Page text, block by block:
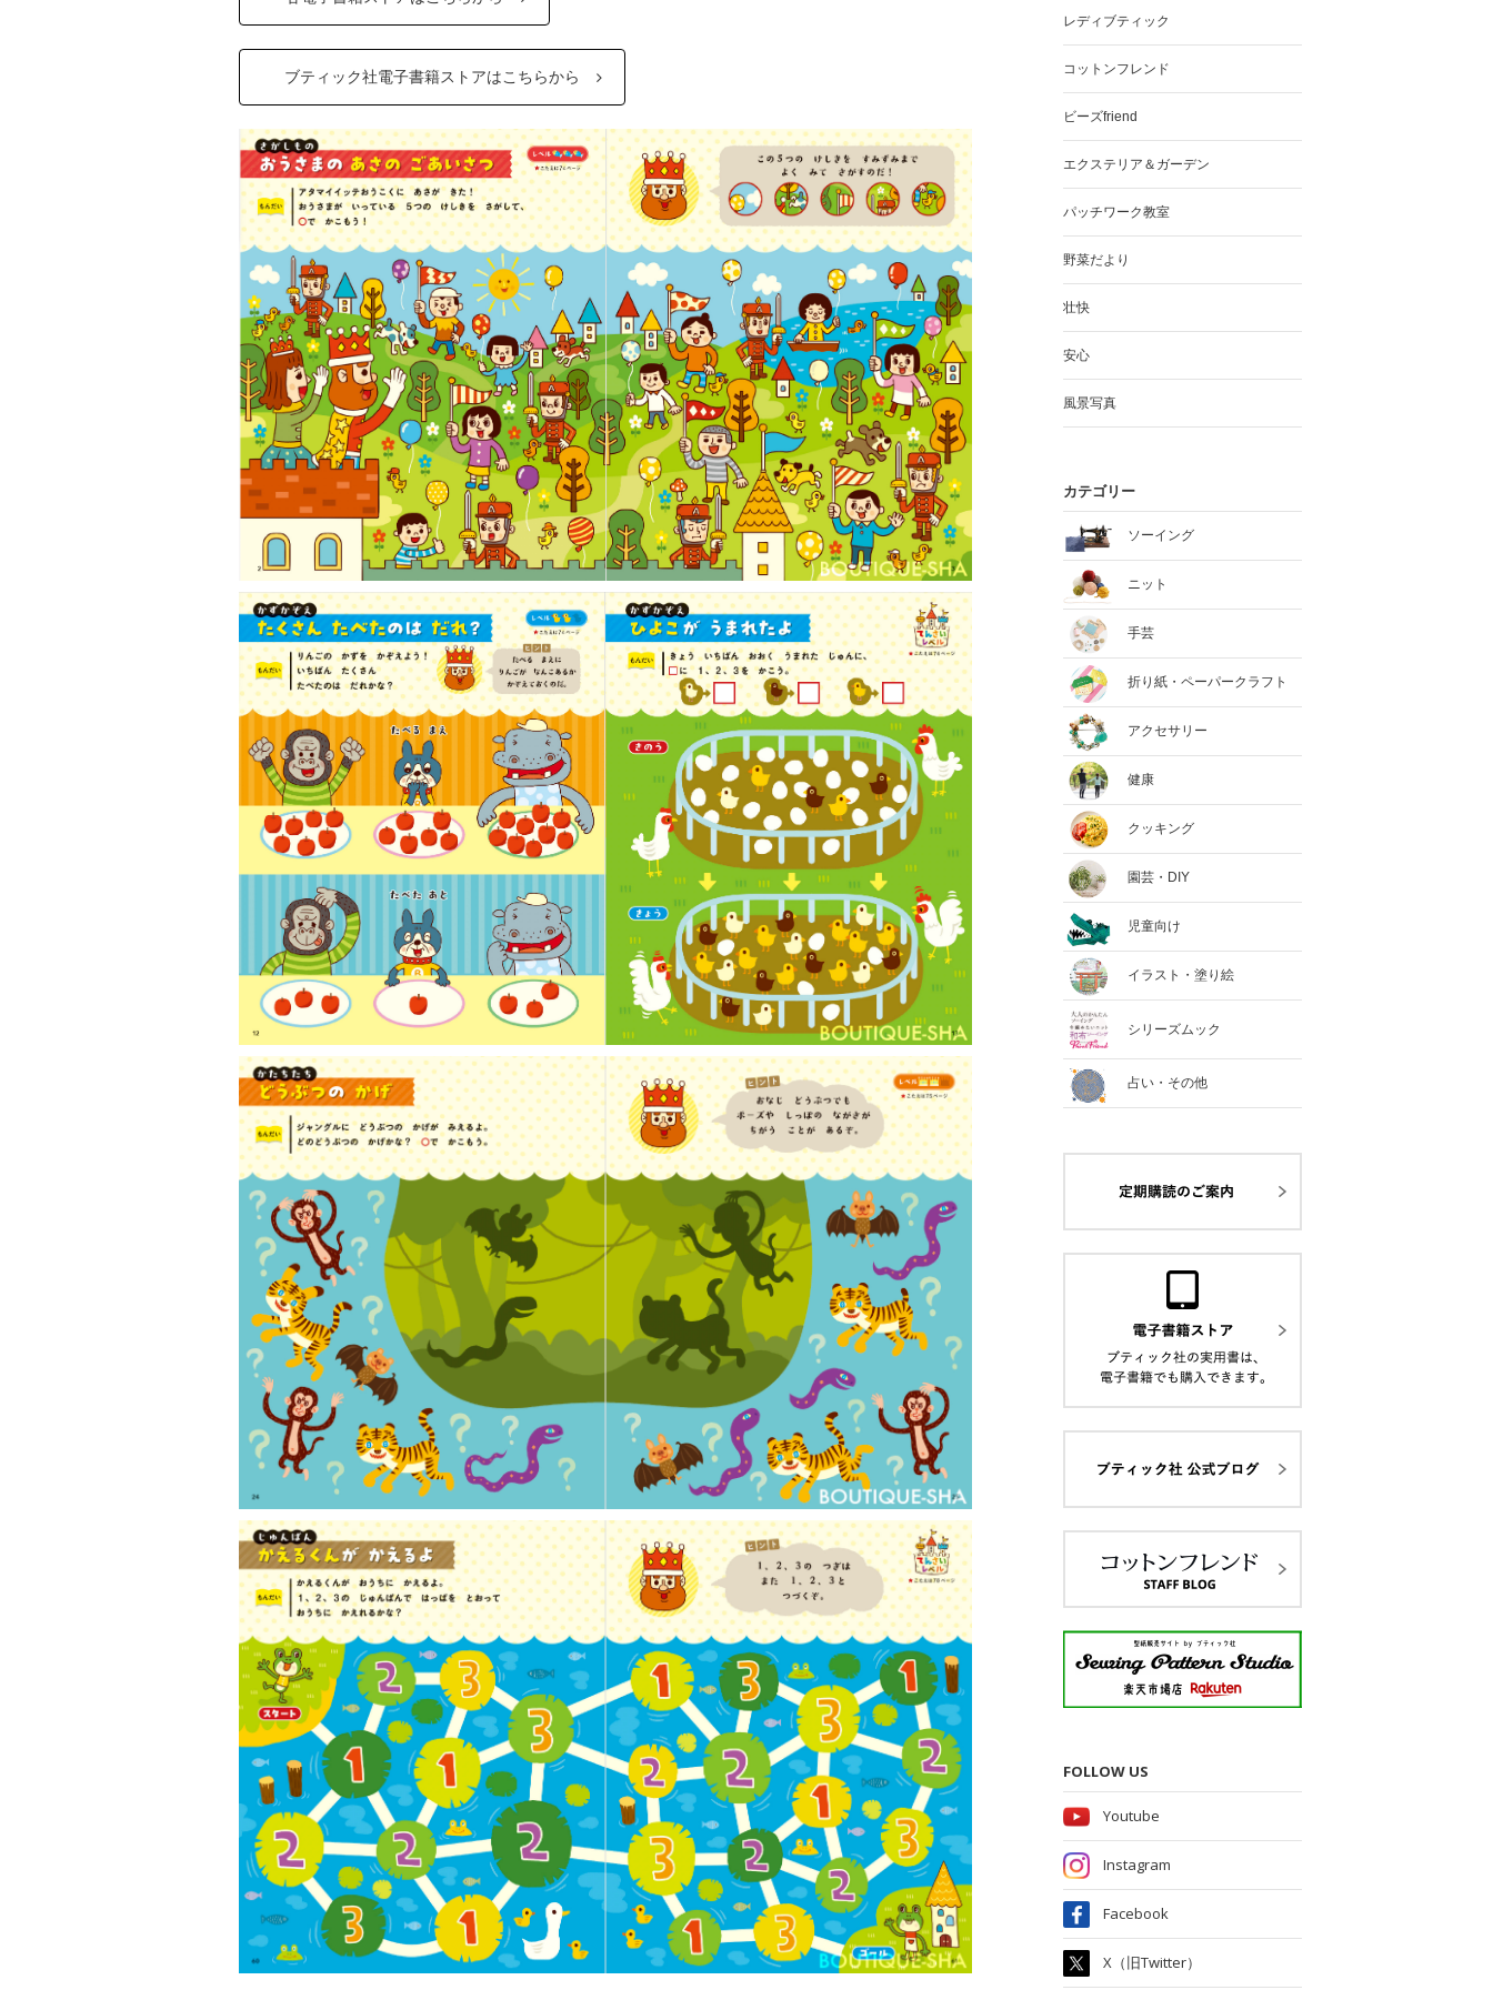
ブティック社電子書籍ストアはこちらから
レディブティック
コットンフレンド
ビーズfriend
エクステリア＆ガーデン
パッチワーク教室
野菜だより
壮快
安心
風景写真
カテゴリー
ソーイング
ニット
手芸
折り紙・ペーパークラフト
アクセサリー
健康
クッキング
園芸・DIY
児童向け
イラスト・塗り絵
シリーズムック
占い・その他
FOLLOW US
Youtube
Instagram
Facebook
X（旧Twitter）